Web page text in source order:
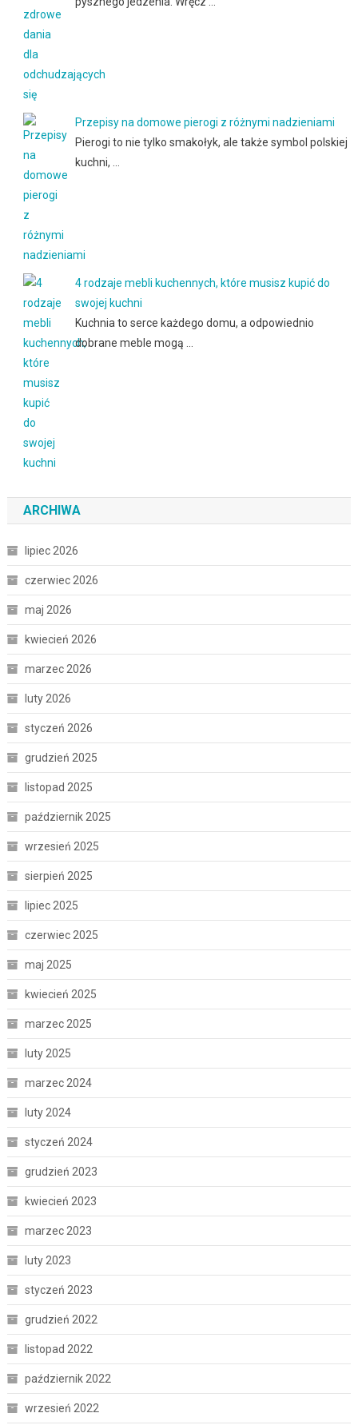
Przepisy na domowe pierogi z różnymi nadzieniami
Pierogi to nie tylko smakołyk, ale także symbol polskiej
kuchni, …
4 rodzaje mebli kuchennych, które musisz kupić do
swojej kuchni
Kuchnia to serce każdego domu, a odpowiednio
dobrane meble mogą …
ARCHIWA
lipiec 2026
czerwiec 2026
maj 2026
kwiecień 2026
marzec 2026
luty 2026
styczeń 2026
grudzień 2025
listopad 2025
październik 2025
wrzesień 2025
sierpień 2025
lipiec 2025
czerwiec 2025
maj 2025
kwiecień 2025
marzec 2025
luty 2025
marzec 2024
luty 2024
styczeń 2024
grudzień 2023
kwiecień 2023
marzec 2023
luty 2023
styczeń 2023
grudzień 2022
listopad 2022
październik 2022
wrzesień 2022